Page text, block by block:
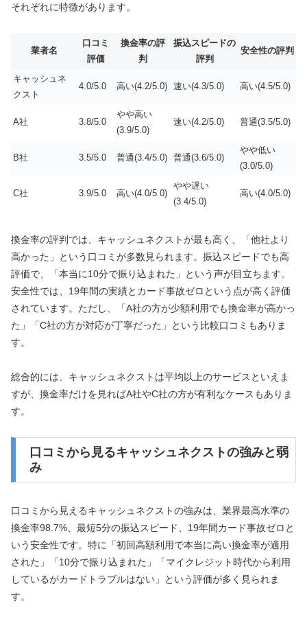
それぞれに特徴があります。
業者名
口コミ
評価
換金率の評
判
振込スピードの
評判
安全性の評判
キャッシュネ
クスト
4.0/5.0 高い(4.2/5.0) 速い(4.3/5.0) 高い(4.5/5.0)
A社 3.8/5.0
やや高い
(3.9/5.0)
速い(4.2/5.0) 普通(3.5/5.0)
B社 3.5/5.0 普通(3.4/5.0) 普通(3.6/5.0)
やや低い
(3.0/5.0)
C社 3.9/5.0 高い(4.0/5.0)
やや遅い
(3.4/5.0)
高い(4.0/5.0)
換金率の評判では、キャッシュネクストが最も高く、「他社より
高かった」という口コミが多数見られます。振込スピードでも高
評価で、「本当に10分で振り込まれた」という声が目立ちます。
安全性では、19年間の実績とカード事故ゼロという点が高く評価
されています。ただし、「A社の方が少額利用でも換金率が高かっ
た」「C社の方が対応が丁寧だった」という比較口コミもありま
す。
総合的には、キャッシュネクストは平均以上のサービスといえま
すが、換金率だけを見ればA社やC社の方が有利なケースもありま
す。
口コミから見るキャッシュネクストの強みと弱
み
口コミから見えるキャッシュネクストの強みは、業界最高水準の
換金率98.7%、最短5分の振込スピード、19年間カード事故ゼロと
いう安全性です。特に「初回高額利用で本当に高い換金率が適用
された」「10分で振り込まれた」「マイクレジット時代から利用
しているがカードトラブルはない」という評価が多く見られま
す。